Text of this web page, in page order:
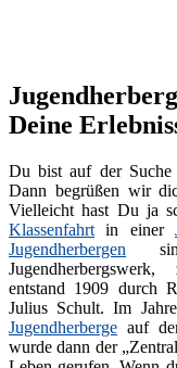
Deine
Du bist auf der Suche
Dann begrüßen wir
Vielleicht hast Du ja
Klassenfahrt in einer
Jugendherbergen
Jugendherbergswerk,
entstand 1909 durch
Julius Schult. Im
Jugendherberge auf
wurde dann der